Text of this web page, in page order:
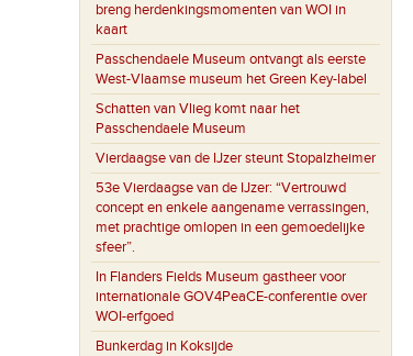
breng herdenkingsmomenten van WOI in
kaart
Passchendaele Museum ontvangt als eerste
West-Vlaamse museum het Green Key-label
Schatten van Vlieg komt naar het
Passchendaele Museum
Vierdaagse van de IJzer steunt Stopalzheimer
53e Vierdaagse van de IJzer: “Vertrouwd
concept en enkele aangename verrassingen,
met prachtige omlopen in een gemoedelijke
sfeer”.
In Flanders Fields Museum gastheer voor
internationale GOV4PeaCE-conferentie over
WOI-erfgoed
Bunkerdag in Koksijde